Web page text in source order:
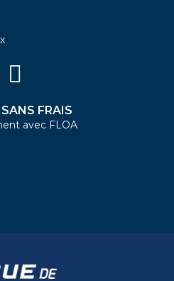
FRAIS
avec FLOA